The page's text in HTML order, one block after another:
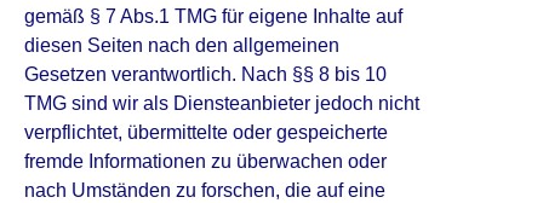
gemäß § 7 Abs.1 TMG für eigene Inhalte auf
diesen Seiten nach den allgemeinen
Gesetzen verantwortlich. Nach §§ 8 bis 10
TMG sind wir als Diensteanbieter jedoch nicht
verpflichtet, übermittelte oder gespeicherte
fremde Informationen zu überwachen oder
nach Umständen zu forschen, die auf eine